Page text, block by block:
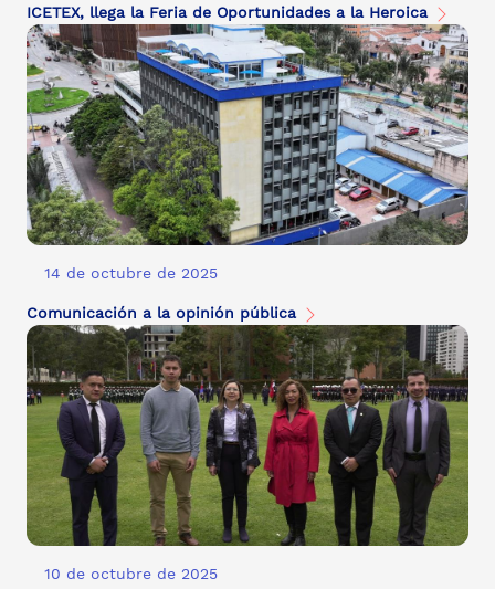
ICETEX, llega la Feria de Oportunidades a la Heroica
14 de octubre de 2025
Comunicación a la opinión pública
10 de octubre de 2025